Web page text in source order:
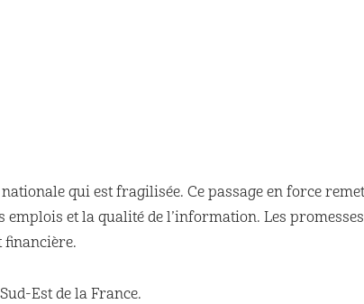
qui est fragilisée. Ce passage en force
et la qualité de l’information. Les
financière.
Est de la France.